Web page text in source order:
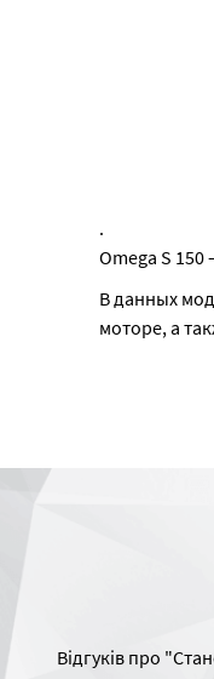
.
Omega S
В данных
моторе, а
Відгуків про